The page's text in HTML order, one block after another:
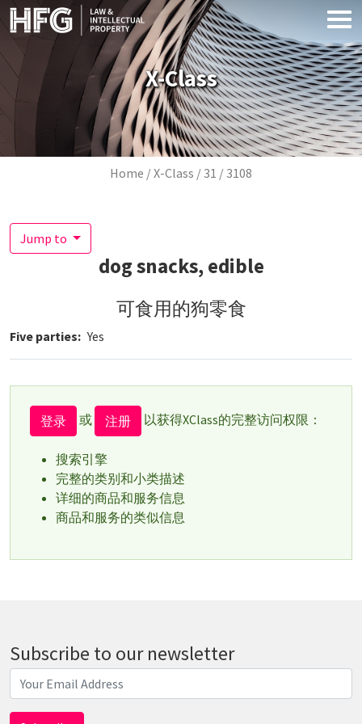
Skip to main content
X-Class
Breadcrumb
Home X-Class 31 3108
Jump to
dog snacks, edible
可食用的狗零食
Five parties Yes
登录 或 注册 以获得XClass的完整访问权限：
搜索引擎
完整的类别和小类描述
详细的商品和服务信息
商品和服务的类似信息
Subscribe to our newsletter